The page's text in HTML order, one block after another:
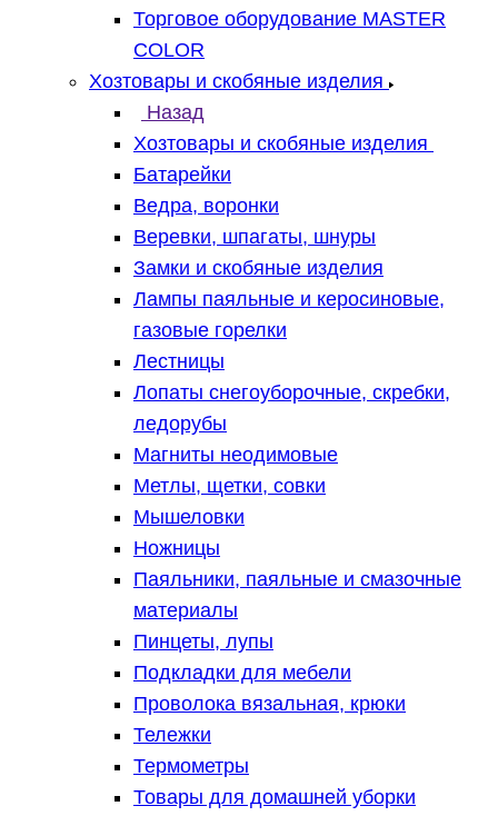
Торговое оборудование MASTER
COLOR
Хозтовары и скобяные изделия
Назад
Хозтовары и скобяные изделия
Батарейки
Ведра, воронки
Веревки, шпагаты, шнуры
Замки и скобяные изделия
Лампы паяльные и керосиновые,
газовые горелки
Лестницы
Лопаты снегоуборочные, скребки,
ледорубы
Магниты неодимовые
Метлы, щетки, совки
Мышеловки
Ножницы
Паяльники, паяльные и смазочные
материалы
Пинцеты, лупы
Подкладки для мебели
Проволока вязальная, крюки
Тележки
Термометры
Товары для домашней уборки